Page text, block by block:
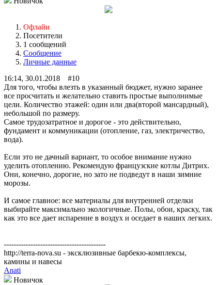
Офлайн
Посетители
1 сообщений
Сообщение
Личные данные
16:14, 30.01.2018 #10
Для того, чтобы влезть в указанный бюджет, нужно заранее
все просчитать и желательно ставить простые выполнимые
цели. Количество этажей: один или два(второй мансардный),
небольшой по размеру.
Самое трудозатратное и дорогое - это действительно,
фундамент и коммуникации (отопление, газ, электричество,
вода).
Если это не дачный вариант, то особое внимание нужно
уделить отоплению. Рекомендую французские котлы Дитрих.
Они, конечно, дорогие, но зато не подведут в наши зимние
морозы.
И самое главное: все материалы для внутренней отделки
выбирайте максимально экологичные. Полы, обои, краску, так
как это все дает испарение в воздух и оседает в наших легких.
------------------------------------------
http://terra-nova.su - эксклюзивные барбекю-комплексы,
камины и навесы
Anati
Новичок